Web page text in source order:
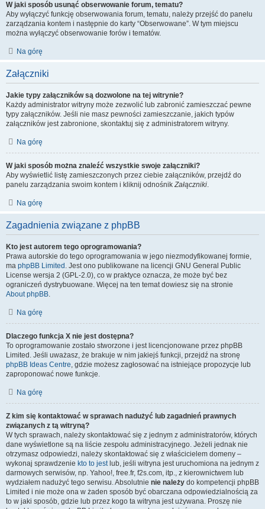
W jaki sposób usunąć obserwowanie forum, tematu?
Aby wyłączyć funkcję obserwowania forum, tematu, należy przejść do panelu
zarządzania kontem i następnie do karty “Obserwowane”. W tym miejscu
można wyłączyć obserwowanie forów i tematów.
Na górę
Załączniki
Jakie typy załączników są dozwolone na tej witrynie?
Każdy administrator witryny może zezwolić lub zabronić zamieszczać pewne
typy załączników. Jeśli nie masz pewności zamieszczanie, jakich typów
załączników jest zabronione, skontaktuj się z administratorem witryny.
Na górę
W jaki sposób można znaleźć wszystkie swoje załączniki?
Aby wyświetlić listę zamieszczonych przez ciebie załączników, przejdź do
panelu zarządzania swoim kontem i kliknij odnośnikZałączniki.
Na górę
Zagadnienia związane z phpBB
Kto jest autorem tego oprogramowania?
Prawa autorskie do tego oprogramowania w jego niezmodyfikowanej formie,
ma phpBB Limited . Jest ono publikowane na licencji GNU General Public
License wersja 2 (GPL-2.0), co w praktyce oznacza, że może być bez
ograniczeń dystrybuowane. Więcej na ten temat dowiesz się na stronie
About phpBB.
Na górę
Dlaczego funkcja X nie jest dostępna?
To oprogramowanie zostało stworzone i jest licencjonowane przez phpBB
Limited. Jeśli uważasz, że brakuje w nim jakiejś funkcji, przejdź na stronę
phpBB Ideas Centre, gdzie możesz zagłosować na istniejące propozycje lub
zaproponować nowe funkcje.
Na górę
Z kim się kontaktować w sprawach nadużyć lub zagadnień prawnych
związanych z tą witryną?
W tych sprawach, należy skontaktować się z jednym z administratorów, których
dane wyświetlone są na liście zespołu administracyjnego. Jeżeli jednak nie
otrzymasz odpowiedzi, należy skontaktować się z właścicielem domeny –
wykonaj sprawdzenie kto to jestlub, jeśli witryna jest uruchomiona na jednym z
darmowych serwisów, np. Yahoo!, free.fr, f2s.com, itp., z kierownictwem lub
wydziałem nadużyć tego serwisu. Absolutnie nie należy do kompetencji phpBB
Limited i nie może ona w żaden sposób być obarczana odpowiedzialnością za
to w jaki sposób, gdzie lub przez kogo ta witryna jest używana. Proszę nie